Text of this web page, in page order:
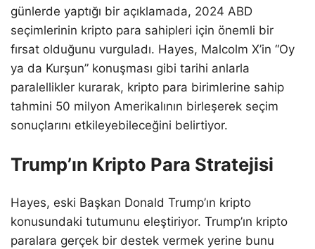
günlerde yaptığı bir açıklamada, 2024 ABD
seçimlerinin kripto para sahipleri için önemli bir
fırsat olduğunu vurguladı. Hayes, Malcolm X’in “Oy
ya da Kurşun” konuşması gibi tarihi anlarla
paralellikler kurarak, kripto para birimlerine sahip
tahmini 50 milyon Amerikalının birleşerek seçim
sonuçlarını etkileyebileceğini belirtiyor.
Trump’ın Kripto Para Stratejisi
Hayes, eski Başkan Donald Trump’ın kripto
konusundaki tutumunu eleştiriyor. Trump’ın kripto
paralara gerçek bir destek vermek yerine bunu